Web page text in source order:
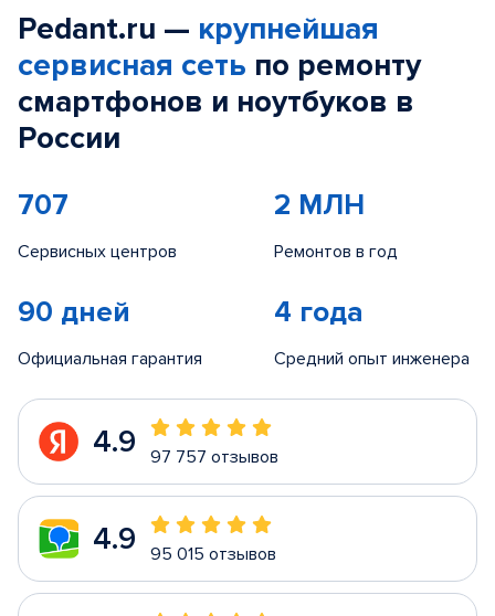
Pedant.ru — крупнейшая
сервисная сеть по ремонту
смартфонов и ноутбуков в
России
707
Сервисных центров
2 МЛН
Ремонтов в год
90 дней
Официальная гарантия
4 года
Средний опыт инженера
4.9 97 757 отзывов
4.9 95 015 отзывов